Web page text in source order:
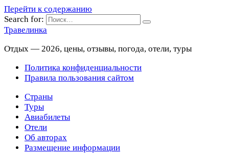
Перейти к содержанию
Search for:
Травелинка
Отдых — 2026, цены, отзывы, погода, отели, туры
Политика конфиденциальности
Правила пользования сайтом
Страны
Туры
Авиабилеты
Отели
Об авторах
Размещение информации